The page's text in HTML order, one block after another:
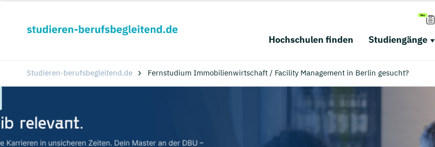
Hochschulen finden Studiengänge
Studieren-berufsbegleitend.de Fernstudium Immobilienwirtschaft / Facility Management in Berlin gesucht?